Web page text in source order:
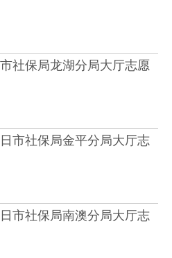
社保局龙湖分局大厅志愿
市社保局金平分局大厅志
市社保局南澳分局大厅志